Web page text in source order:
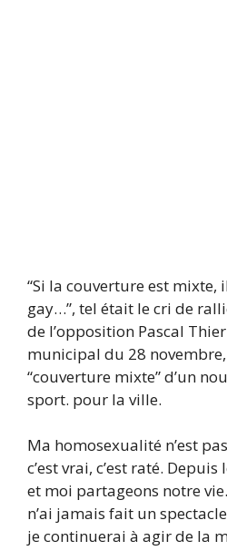
“Si la couverture est mixte,
gay…”, tel était le cri de
de l’opposition Pascal
municipal du 28
“couverture mixte” d’un
sport. pour la ville.
Ma homosexualité n’est
c’est vrai, c’est raté.
et moi partageons notre
n’ai jamais fait un
je continuerai à agir de la